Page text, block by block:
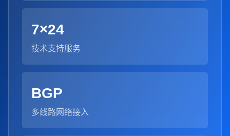
7×24
技术支持服务
BGP
多线路网络接入